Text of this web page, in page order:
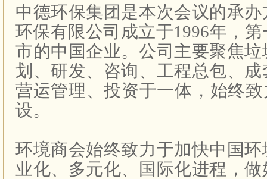
中德环保集团是本次会议的承
环保有限公司成立于1996年，第
市的中国企业。公司主要聚焦
划、研发、咨询、工程总包、
营运管理、投资于一体，始终
设。
环境商会始终致力于加快中国
业化、多元化、国际化进程，